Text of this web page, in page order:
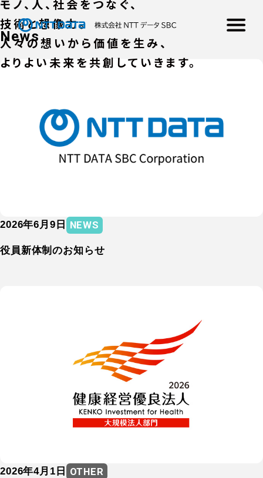
モノ、人、社会をつなぐ、
技術と想像力。
人々の想いから価値を生み、
よりよい未来を共創していきます。
News
2026年6月9日
NEWS
役員新体制のお知らせ
2026年4月1日
OTHER